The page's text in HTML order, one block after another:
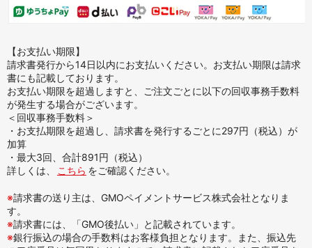
【お支払い期限】
請求書発行から14日以内にお支払いください。お支払い期限は請求
書にも記載しております。
お支払い期限を超過しますと、ご注文ごとに以下の回収事務手数料
が発生する場合がございます。
＜回収事務手数料＞
・お支払期限を超過し、請求書を発行するごとに297円（税込）が
加算
・最大3回、合計891円（税込）
詳しくは、
こちら をご確認ください。
※請求書の送り主は、GMOペイメントサービス株式会社となりま
す。
※請求書には、「GMO後払い」と記載されています。
※銀行振込の場合の手数料はお客様負担となります。また、振込先